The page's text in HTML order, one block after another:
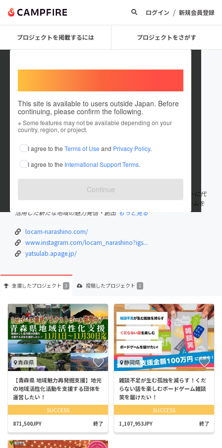
ログイン / 新規会員登録
プロジェクトを掲載するには プロジェクトをさがす
This site is available to users outside Japan. Before
continuing, please confirm the following.
※ Some features may not be available depending on your
country, region, or project.
I agree to the Terms of Use and Privacy Policy.
I agree to the International Support Terms.
Continue
LocaM
これまでに3回支援して1件のプロジェクトを投稿しています
在住国：日本 現在地：千葉県
出身国：日本 出身地：千葉県
Local＋Welcome＝LocaM 「地域の魅力を伝え、創る」をモットーに代
表・長島裕樹の地元・千葉県習志野市を舞台に、SNSとボードゲームを
活用した新たな地域の魅力発信・創出 もっと見る
locam-narashino.com/
www.instagram.com/locam_narashino?igs...
yatsulab.apage.jp/
支援したプロジェクト 3 投稿したプロジェクト 1
青森県
【青森県 地域魅力再発掘支援】地元
の地域活性化活動を支援する団体を
運営したい！
SUCCESS
871,500JPY 終了
静岡県
雑談不足が生む孤独を減らす！くだ
らない話を楽しむボードゲーム雑談
笑を届けたい！
SUCCESS
1,107,953JPY 終了